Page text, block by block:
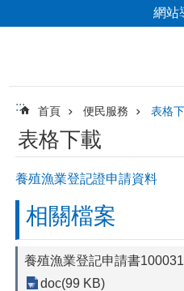
網站
::: 首頁 便民服務 表格
表格下載
養殖漁業登記證申請資料
相關檔案
養殖漁業登記申請書
doc(99 KB)